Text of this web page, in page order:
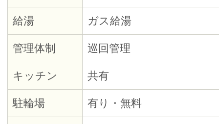
給湯 ガス給湯
管理体制 巡回管理
キッチン 共有
駐輪場 有り・無料